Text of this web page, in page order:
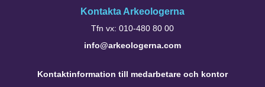
Kontakta Arkeologerna
Tfn vx: 010-480 80 00
info@arkeologerna.com
Kontaktinformation till medarbetare och kontor